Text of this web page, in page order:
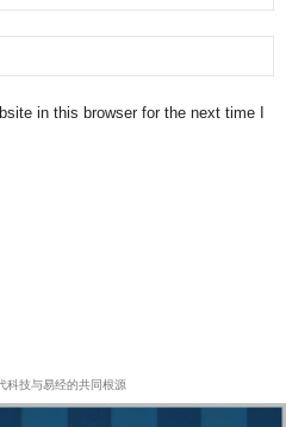
in this browser for the next time I
科技与易经的共同根源